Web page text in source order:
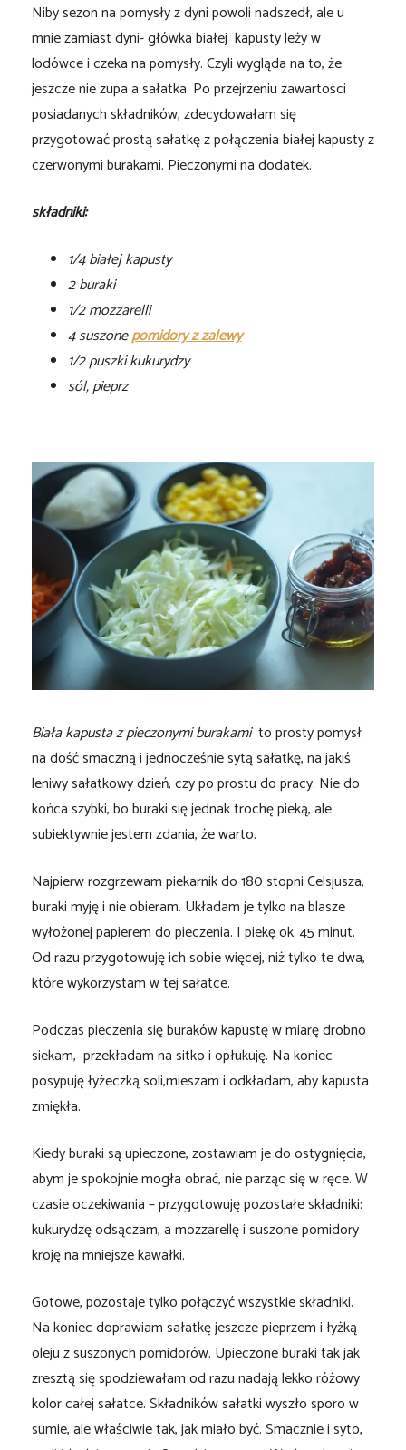
Niby sezon na pomysły z dyni powoli nadszedł, ale u
mnie zamiast dyni- główka białej kapusty leży w
lodówce i czeka na pomysły. Czyli wygląda na to, że
jeszcze nie zupa a sałatka. Po przejrzeniu zawartości
posiadanych składników, zdecydowałam się
przygotować prostą sałatkę z połączenia białej kapusty z
czerwonymi burakami. Pieczonymi na dodatek.
składniki:
1/4 białej kapusty
2 buraki
1/2 mozzarelli
4 suszonepomidory z zalewy
1/2 puszki kukurydzy
sól, pieprz
Biała kapusta z pieczonymi burakamito prosty pomysł
na dość smaczną i jednocześnie sytą sałatkę, na jakiś
leniwy sałatkowy dzień, czy po prostu do pracy. Nie do
końca szybki, bo buraki się jednak trochę pieką, ale
subiektywnie jestem zdania, że warto.
Najpierw rozgrzewam piekarnik do 180 stopni Celsjusza,
buraki myję i nie obieram. Układam je tylko na blasze
wyłożonej papierem do pieczenia. I piekę ok. 45 minut.
Od razu przygotowuję ich sobie więcej, niż tylko te dwa,
które wykorzystam w tej sałatce.
Podczas pieczenia się buraków kapustę w miarę drobno
siekam, przekładam na sitko i opłukuję. Na koniec
posypuję łyżeczką soli,mieszam i odkładam, aby kapusta
zmiękła.
Kiedy buraki są upieczone, zostawiam je do ostygnięcia,
abym je spokojnie mogła obrać, nie parząc się w ręce. W
czasie oczekiwania – przygotowuję pozostałe składniki:
kukurydzę odsączam, a mozzarellę i suszone pomidory
kroję na mniejsze kawałki.
Gotowe, pozostaje tylko połączyć wszystkie składniki.
Na koniec doprawiam sałatkę jeszcze pieprzem i łyżką
oleju z suszonych pomidorów. Upieczone buraki tak jak
zresztą się spodziewałam od razu nadają lekko różowy
kolor całej sałatce. Składników sałatki wyszło sporo w
sumie, ale właściwie tak, jak miało być. Smacznie i syto,